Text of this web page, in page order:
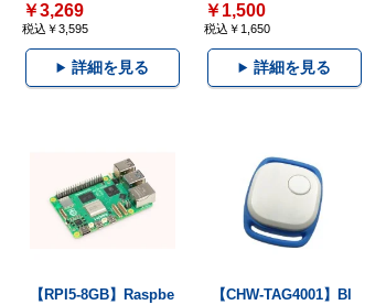
￥3,269
税込￥3,595
詳細を見る
￥1,500
税込￥1,650
詳細を見る
【RPI5-8GB】Raspbe
【CHW-TAG4001】Bl